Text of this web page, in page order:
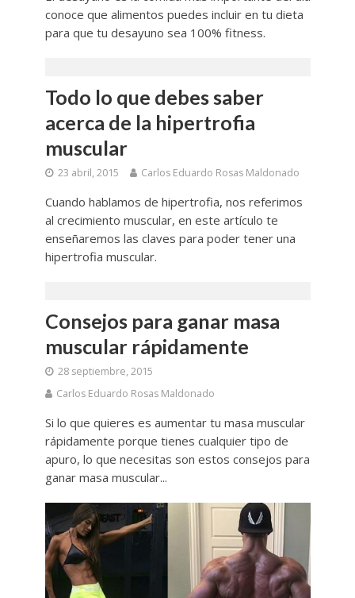
conoce que alimentos puedes incluir en tu dieta
para que tu desayuno sea 100% fitness.
Todo lo que debes saber
acerca de la hipertrofia
muscular
23 abril, 2015 Carlos Eduardo Rosas Maldonado
Cuando hablamos de hipertrofia, nos referimos
al crecimiento muscular, en este artículo te
enseñaremos las claves para poder tener una
hipertrofia muscular.
Consejos para ganar masa
muscular rápidamente
28 septiembre, 2015
Carlos Eduardo Rosas Maldonado
Si lo que quieres es aumentar tu masa muscular
rápidamente porque tienes cualquier tipo de
apuro, lo que necesitas son estos consejos para
ganar masa muscular...